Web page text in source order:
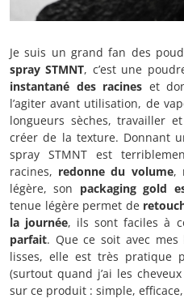
Je suis un grand fan des
spray STMNT, c’est une
instantané des racines et
l’agiter avant utilisation, de
longueurs sèches, travailler
créer de la texture. Donnant
spray STMNT est
racines, redonne du volume,
légère, son packaging gold
tenue légère permet de
la journée, ils sont faciles à
parfait. Que ce soit avec mes
lisses, elle est très pratique
(surtout quand j’ai les
sur ce produit : simple,